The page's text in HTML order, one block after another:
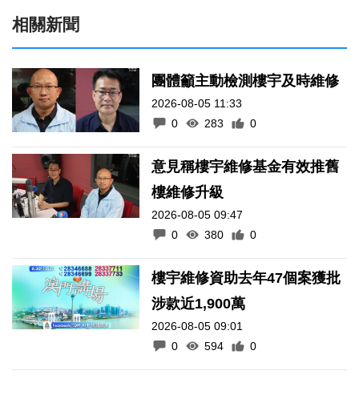
相關新聞
團體籲主動檢測樓宇及時維修
2026-08-05 11:33
0
283 0
意見稱樓宇維修基金有效推舊
樓維修升級
2026-08-05 09:47
0
380 0
樓宇維修資助去年47個案獲批
涉款近1,900萬
2026-08-05 09:01
0
594 0